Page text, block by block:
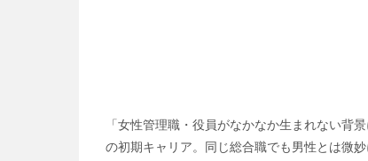
「女性管理職・役員がなかなか生まれない背
の初期キャリア。同じ総合職でも男性とは微